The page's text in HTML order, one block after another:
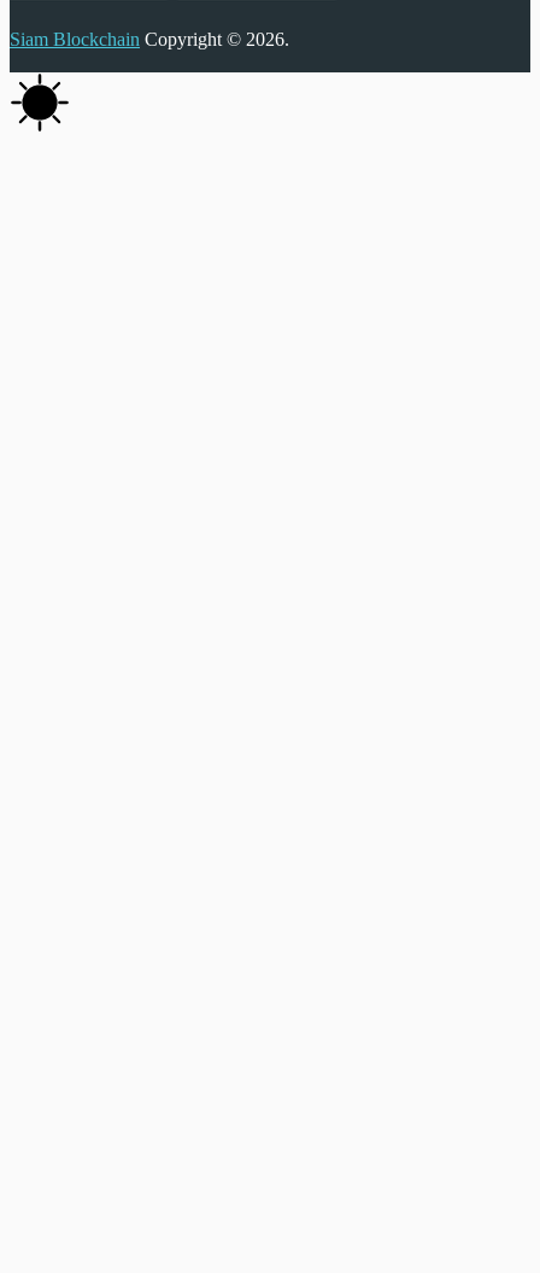
Siam Blockchain Copyright © 2026.